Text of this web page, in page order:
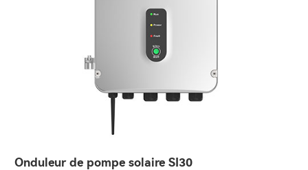
Onduleur de pompe solaire SI30